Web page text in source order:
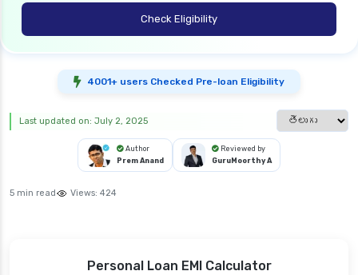
Check Eligibility
4001+ users Checked Pre-loan Eligibility
Select
Last updated on: July 2, 2025
Author
Prem Anand
Reviewed by
GuruMoorthy A
5 min read Views: 424
Personal Loan EMI Calculator